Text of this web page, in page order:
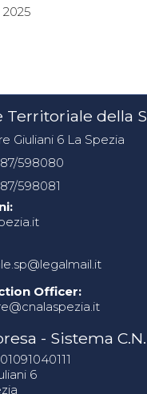
Territoriale della
Giuliani 6 La Spezia
598080
598081
Officer:
- Sistema
6